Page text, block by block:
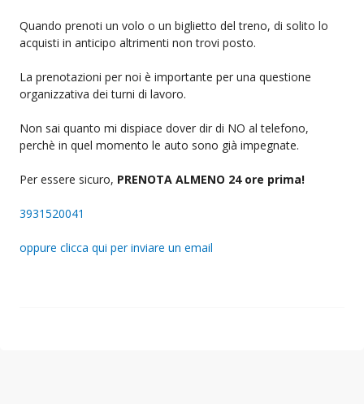
Quando prenoti un volo o un biglietto del treno, di solito lo
acquisti in anticipo altrimenti non trovi posto.
La prenotazioni per noi è importante per una questione
organizzativa dei turni di lavoro.
Non sai quanto mi dispiace dover dir di NO al telefono,
perchè in quel momento le auto sono già impegnate.
Per essere sicuro, PRENOTA ALMENO 24 ore prima!
3931520041
oppure clicca qui per inviare un email